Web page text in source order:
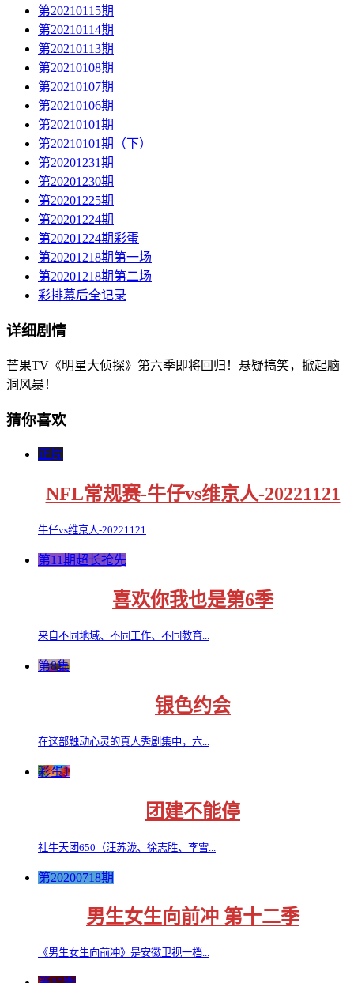
第20210115期
第20210114期
第20210113期
第20210108期
第20210107期
第20210106期
第20210101期
第20210101期（下）
第20201231期
第20201230期
第20201225期
第20201224期
第20201224期彩蛋
第20201218期第一场
第20201218期第二场
彩排幕后全记录
详细剧情
芒果TV《明星大侦探》第六季即将回归！悬疑搞笑，掀起脑
洞风暴！
猜你喜欢
正片
NFL常规赛-牛仔vs维京人-20221121
牛仔vs维京人-20221121
第11期超长抢先
喜欢你我也是第6季
来自不同地域、不同工作、不同教育...
第8集
银色约会
在这部触动心灵的真人秀剧集中，六...
彩蛋1
团建不能停
社牛天团650（汪苏泷、徐志胜、李雪...
第20200718期
男生女生向前冲 第十二季
《男生女生向前冲》是安徽卫视一档...